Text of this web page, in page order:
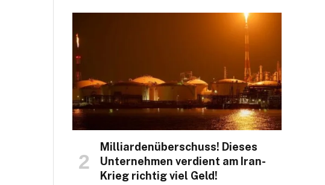
Milliardenüberschuss! Dieses
Unternehmen verdient am Iran-
Krieg richtig viel Geld!